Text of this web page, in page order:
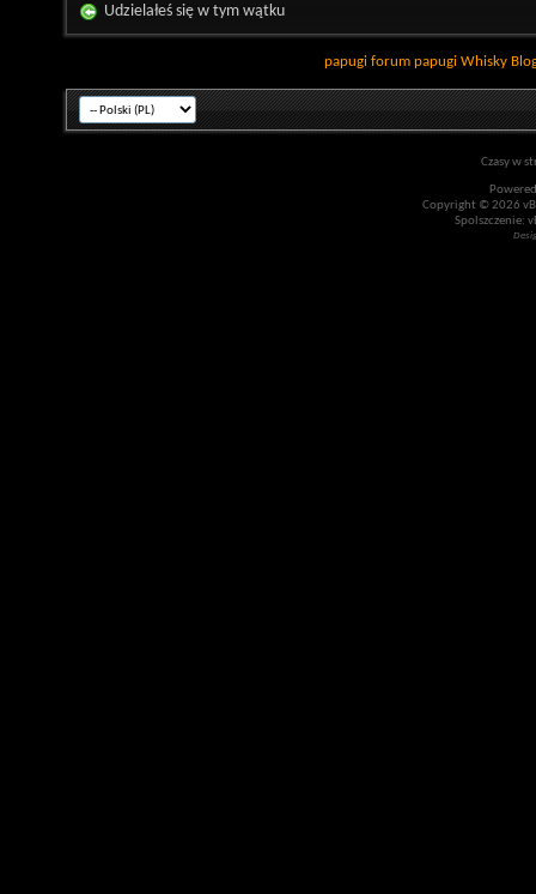
Udzielałeś się w tym wątku
papugi forum papugi Whisky
Czasy w
Copyright © 2026
Spolszczenie: